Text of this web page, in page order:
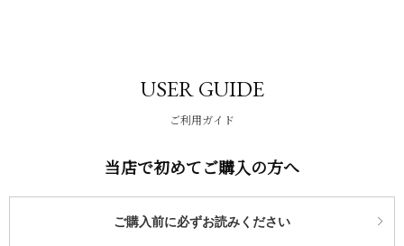
USER GUIDE
ご利用ガイド
当店で初めてご購入の方へ
ご購入前に必ずお読みください